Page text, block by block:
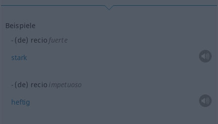
Beispiele
(de) recio fuerte
stark
(de) recio impetuoso
heftig